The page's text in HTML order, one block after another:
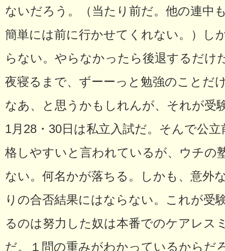
ないだろう。（当たり前だ。他の連中
簡単には前に行かせてくれない。）し
らない。やらなかったら後退するだけ
夜寝るまで、ずーーっと勉強のことだ
なあ、と思うかもしれんが、それが受
1月28・30日は私立入試だ。そんで公
格しやすいと言われているが、ウチの
ない。何名かが落ちる。しかも、意外
りの合否結果にはならない。これが受
るのは努力した奴は本番でのケアレス
だ。１問の重みがわかっているからだ